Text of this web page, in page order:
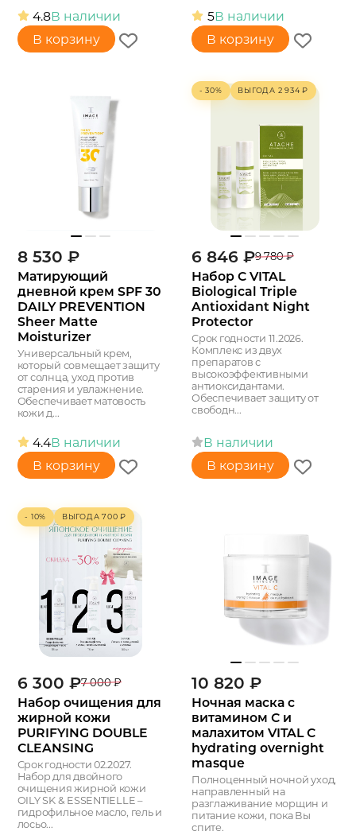
4.8В наличии
В корзину
5В наличии
В корзину
8 530 ₽
Матирующий
дневной крем SPF 30
DAILY PREVENTION
Sheer Matte
Moisturizer
Универсальный крем,
который совмещает защиту
от солнца, уход против
старения и увлажнение.
Обеспечивает матовость
кожи д...
4.4В наличии
В корзину
- 30% ВЫГОДА 2 934 ₽
6 846 ₽9 780₽
Набор C VITAL
Biological Triple
Antioxidant Night
Protector
Срок годности 11.2026.
Комплекс из двух
препаратов с
высокоэффективными
антиоксидантами.
Обеспечивает защиту от
свободн...
В наличии
В корзину
- 10% ВЫГОДА700 ₽
6 300 ₽7 000₽
Набор очищения для
жирной кожи
PURIFYING DOUBLE
CLEANSING
Срок годности 02.2027.
Набор для двойного
очищения жирной кожи
OILY SK & ESSENTIELLE –
гидрофильное масло, гель и
лосьо...
10 820 ₽
Ночная маска с
витамином С и
малахитом VITAL C
hydrating overnight
masque
Полноценный ночной уход,
направленный на
разглаживание морщин и
питание кожи, пока Вы
спите.